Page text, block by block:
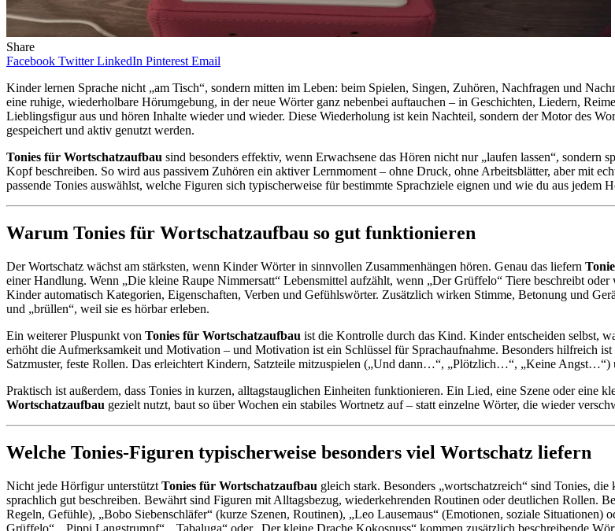
Share
Facebook Twitter LinkedIn Pinterest Email
Kinder lernen Sprache nicht „am Tisch“, sondern mitten im Leben: beim Spielen, Singen, Zuhören, Nachfragen und
eine ruhige, wiederholbare Hörumgebung, in der neue Wörter ganz nebenbei auftauchen – in Geschichten, Liedern,
Lieblingsfigur aus und hören Inhalte wieder und wieder. Diese Wiederholung ist kein Nachteil, sondern der Motor des
gespeichert und aktiv genutzt werden.
Tonies für Wortschatzaufbau sind besonders effektiv, wenn Erwachsene das Hören nicht nur „laufen lassen“,
Kopf beschreiben. So wird aus passivem Zuhören ein aktiver Lernmoment – ohne Druck, ohne Arbeitsblätter, aber mit
passende Tonies auswählst, welche Figuren sich typischerweise für bestimmte Sprachziele eignen und wie du aus jedem
Warum Tonies für Wortschatzaufbau so gut funktionieren
Der Wortschatz wächst am stärksten, wenn Kinder Wörter in sinnvollen Zusammenhängen hören. Genau das liefern
einer Handlung. Wenn „Die kleine Raupe Nimmersatt“ Lebensmittel aufzählt, wenn „Der Grüffelo“ Tiere beschreibt
Kinder automatisch Kategorien, Eigenschaften, Verben und Gefühlswörter. Zusätzlich wirken Stimme, Betonung und
und „brüllen“, weil sie es hörbar erleben.
Ein weiterer Pluspunkt von Tonies für Wortschatzaufbau ist die Kontrolle durch das Kind. Kinder entscheiden selbst,
erhöht die Aufmerksamkeit und Motivation – und Motivation ist ein Schlüssel für Sprachaufnahme. Besonders hilfreich
Satzmuster, feste Rollen. Das erleichtert Kindern, Satzteile mitzuspielen („Und dann…“, „Plötzlich…“, „Keine Angst…“)
Praktisch ist außerdem, dass Tonies in kurzen, alltagstauglichen Einheiten funktionieren. Ein Lied, eine Szene oder eine
Wortschatzaufbau gezielt nutzt, baut so über Wochen ein stabiles Wortnetz auf – statt einzelne Wörter, die wieder
Welche Tonies-Figuren typischerweise besonders viel Wortschatz liefern
Nicht jede Hörfigur unterstützt Tonies für Wortschatzaufbau gleich stark. Besonders „wortschatzreich“ sind Tonies,
sprachlich gut beschreiben. Bewährt sind Figuren mit Alltagsbezug, wiederkehrenden Routinen oder deutlichen Rollen.
Regeln, Gefühle), „Bobo Siebenschläfer“ (kurze Szenen, Routinen), „Leo Lausemaus“ (Emotionen, soziale
Grüffelo“, „Pippi Langstrumpf“, „Tabaluga“ oder „Der kleine Drache Kokosnuss“ kommen zusätzlich beschreibende